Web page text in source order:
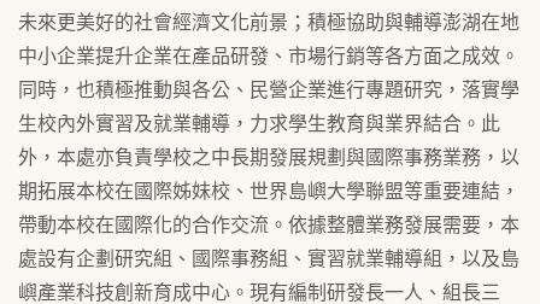
未來更美好的社會經濟文化前景；積極協助與輔導澎湖在地
中小企業提升企業在產品研發、市場行銷等各方面之成效。
同時，也積極推動與各公、民營企業進行專題研究，落實學
生校內外實習及就業輔導，力求學生教育與業界結合。此
外，本處亦負責學校之中長期發展規劃與國際事務業務，以
期拓展本校在國際姊妹校、世界島嶼大學聯盟等重要連結，
帶動本校在國際化的合作交流。依據整體業務發展需要，本
處設有企劃研究組、國際事務組、實習就業輔導組，以及島
嶼產業科技創新育成中心。現有編制研發長一人、組長三